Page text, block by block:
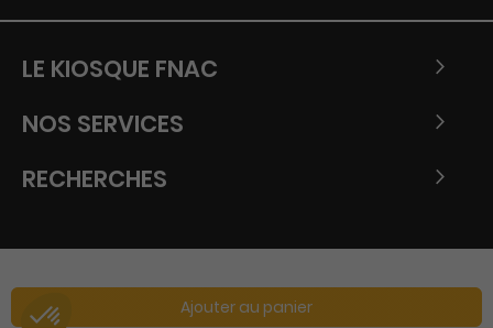
Ajouter au panier
LE KIOSQUE FNAC
NOS SERVICES
RECHERCHES
Copyright © Tous droits réservés - Fnac 2026.